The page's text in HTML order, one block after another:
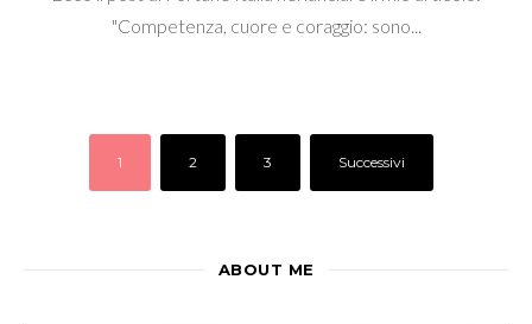
"Competenza, cuore e coraggio: sono...
1 2 3 Successivi
ABOUT ME